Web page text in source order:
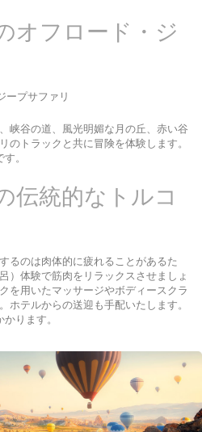
オフロード・ジ
ープサファリ
峡谷の道、風光明媚な月の丘、赤い谷
のトラックと共に冒険を体験します。
。
伝統的なトルコ
るのは肉体的に疲れることがあるた
）体験で筋肉をリラックスさせましょ
を用いたマッサージやボディースクラ
ホテルからの送迎も手配いたします。
ります。